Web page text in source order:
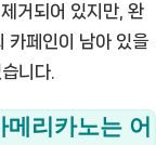
거되어 있지만, 완
카페인이 남아 있을
니다.
리카노는 어